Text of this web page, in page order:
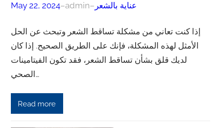
May 22, 2024–admin– عناية بالشعر
إذا كنت تعاني من مشكلة تساقط الشعر وتبحث عن الحل
الأمثل لهذه المشكلة، فإنك على الطريق الصحيح. إذا كان
لديك قلق بشأن تساقط الشعر، فقد تكون الفيتامينات
الصحي…
Read more